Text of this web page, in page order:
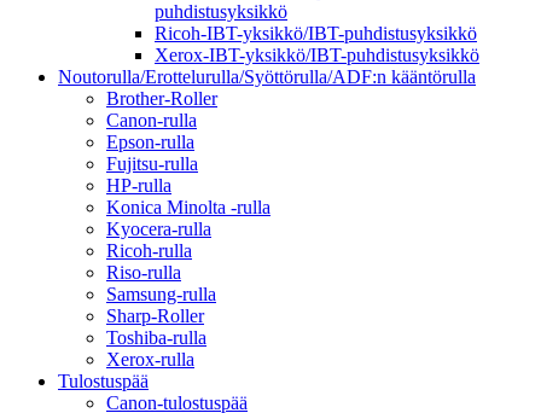
puhdistusyksikkö
Ricoh-IBT-yksikkö/IBT-puhdistusyksikkö
Xerox-IBT-yksikkö/IBT-puhdistusyksikkö
Noutorulla/Erottelurulla/Syöttörulla/ADF:n kääntörulla
Brother-Roller
Canon-rulla
Epson-rulla
Fujitsu-rulla
HP-rulla
Konica Minolta -rulla
Kyocera-rulla
Ricoh-rulla
Riso-rulla
Samsung-rulla
Sharp-Roller
Toshiba-rulla
Xerox-rulla
Tulostuspää
Canon-tulostuspää